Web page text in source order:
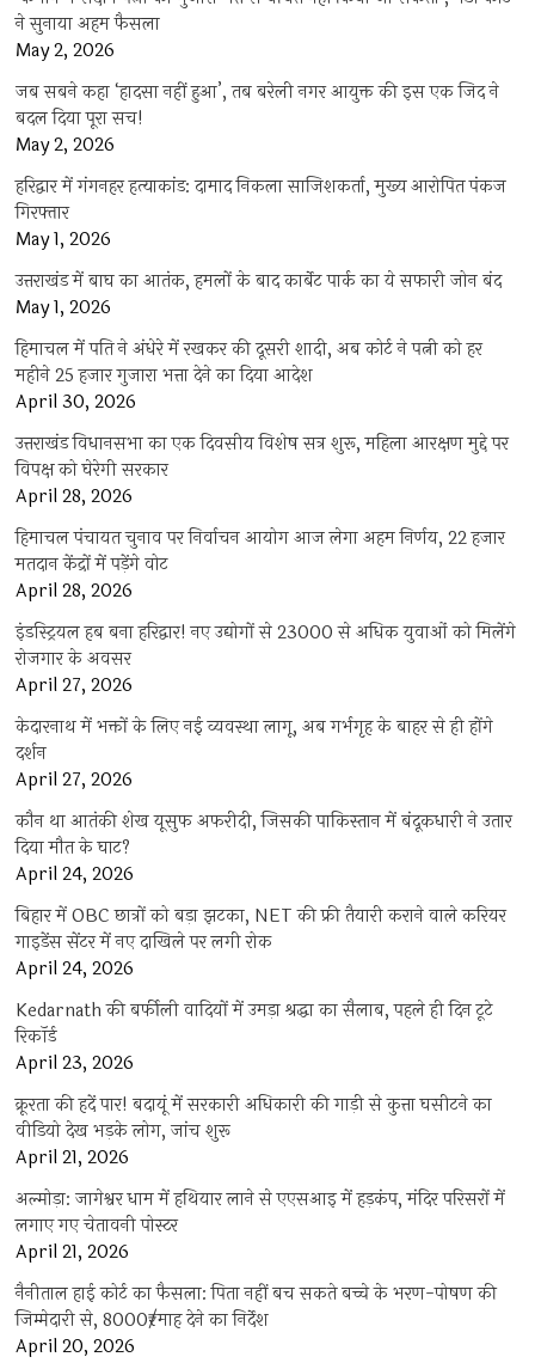
ने सुनाया अहम फैसला
May 2, 2026
जब सबने कहा ‘हादसा नहीं हुआ’, तब बरेली नगर आयुक्त की इस एक जिद ने
बदल दिया पूरा सच!
May 2, 2026
हरिद्वार में गंगनहर हत्याकांड: दामाद निकला साजिशकर्ता, मुख्य आरोपित पंकज
गिरफ्तार
May 1, 2026
उत्तराखंड में बाघ का आतंक, हमलों के बाद कार्बेट पार्क का ये सफारी जोन बंद
May 1, 2026
हिमाचल में पति ने अंधेरे में रखकर की दूसरी शादी, अब कोर्ट ने पत्नी को हर
महीने 25 हजार गुजारा भत्ता देने का दिया आदेश
April 30, 2026
उत्तराखंड विधानसभा का एक दिवसीय विशेष सत्र शुरू, महिला आरक्षण मुद्दे पर
विपक्ष को घेरेगी सरकार
April 28, 2026
हिमाचल पंचायत चुनाव पर निर्वाचन आयोग आज लेगा अहम निर्णय, 22 हजार
मतदान केंद्रों में पड़ेंगे वोट
April 28, 2026
इंडस्ट्रियल हब बना हरिद्वार! नए उद्योगों से 23000 से अधिक युवाओं को मिलेंगे
रोजगार के अवसर
April 27, 2026
केदारनाथ में भक्तों के लिए नई व्यवस्था लागू, अब गर्भगृह के बाहर से ही होंगे
दर्शन
April 27, 2026
कौन था आतंकी शेख यूसुफ अफरीदी, जिसकी पाकिस्तान में बंदूकधारी ने उतार
दिया मौत के घाट?
April 24, 2026
बिहार में OBC छात्रों को बड़ा झटका, NET की फ्री तैयारी कराने वाले करियर
गाइडेंस सेंटर में नए दाखिले पर लगी रोक
April 24, 2026
Kedarnath की बर्फीली वादियों में उमड़ा श्रद्धा का सैलाब, पहले ही दिन टूटे
रिकॉर्ड
April 23, 2026
क्रूरता की हदें पार! बदायूं में सरकारी अधिकारी की गाड़ी से कुत्ता घसीटने का
वीडियो देख भड़के लोग, जांच शुरू
April 21, 2026
अल्मोड़ा: जागेश्वर धाम में हथियार लाने से एएसआइ में हड़कंप, मंदिर परिसरों में
लगाए गए चेतावनी पोस्टर
April 21, 2026
नैनीताल हाई कोर्ट का फैसला: पिता नहीं बच सकते बच्चे के भरण-पोषण की
जिम्मेदारी से, 8000₹/माह देने का निर्देश
April 20, 2026